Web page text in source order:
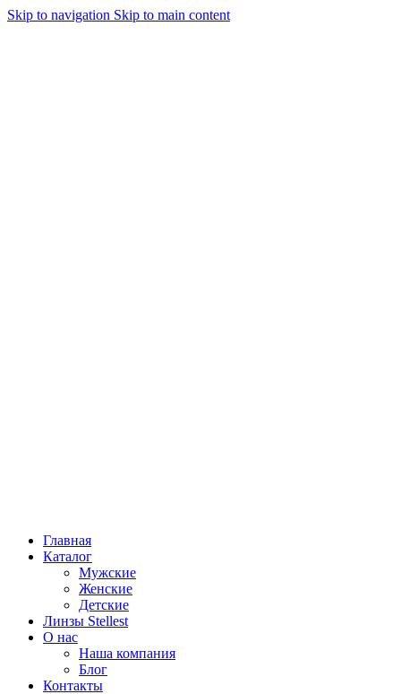
Skip to navigation Skip to main content
Главная
Каталог
Мужские
Женские
Детские
Линзы Stellest
О нас
Наша компания
Блог
Контакты